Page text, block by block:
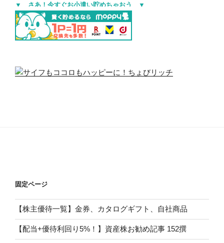
▼ さあ！今すぐお小遣い貯めちゃおう ▼
固定ページ
【株主優待一覧】金券、カタログギフト、自社商品
【配当+優待利回り5%！】資産株お勧め記事 152撰